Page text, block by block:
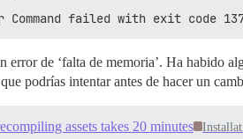
El nombre de dominio al que
si deseas que el
Command failed with exit code
error de ‘falta de memoria’. Ha habido
podrías intentar antes de hacer un
assets takes 20 minutes